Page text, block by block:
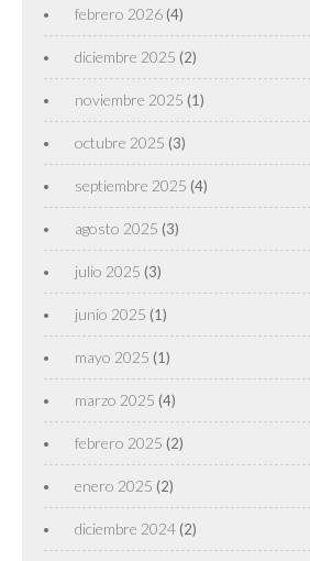
febrero 2026 (4)
diciembre 2025 (2)
noviembre 2025 (1)
octubre 2025 (3)
septiembre 2025 (4)
agosto 2025 (3)
julio 2025 (3)
junio 2025 (1)
mayo 2025 (1)
marzo 2025 (4)
febrero 2025 (2)
enero 2025 (2)
diciembre 2024 (2)